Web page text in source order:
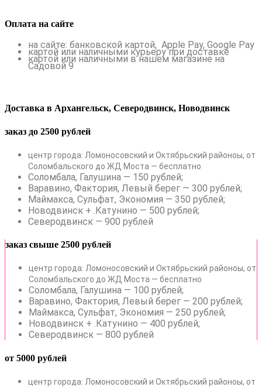
Оплата на сайте
на сайте: банковской картой, Apple Pay, Google Pay
картой или наличными курьеру при доставке
картой или наличными в нашем магазине на
Садовой 9
Доставка в Архангельск, Северодвинск, Новодвинск
заказ до 2500 рублей
центр города: Ломоносовский и Октябрьский районоы, от
Соломбальского до ЖД Моста — бесплатно
Соломбала, Галушина — 150 рублей;
Варавино, Фактория, Левый берег — 300 рублей;
Маймакса, Сульфат, Экономия — 350 рублей;
Новодвинск + .Катунино — 500 рублей;
Северодвинск — 900 рублей
заказ свыше 2500 рублей
центр города: Ломоносовский и Октябрьский районоы, от
Соломбальского до ЖД Моста — бесплатно
Соломбала, Галушина — 100 рублей;
Варавино, Фактория, Левый берег — 200 рублей;
Маймакса, Сульфат, Экономия — 250 рублей;
Новодвинск + .Катунино — 400 рублей;
Северодвинск — 800 рублей
от 5000 рублей
центр города: Ломоносовский и Октябрьский районоы, от